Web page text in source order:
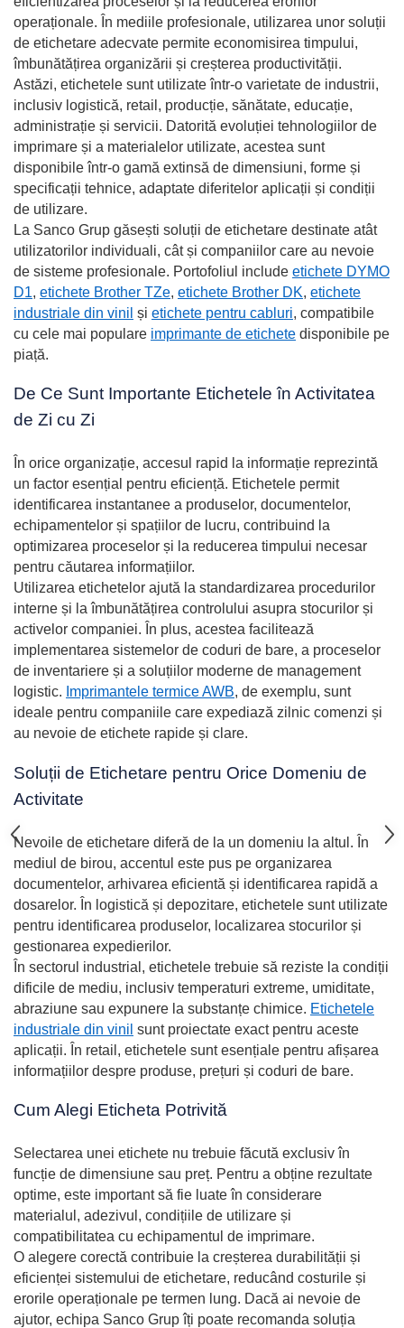
operaționale. În mediile profesionale, utilizarea unor soluții
de etichetare adecvate permite economisirea timpului,
îmbunătățirea organizării și creșterea productivității.
Astăzi, etichetele sunt utilizate într-o varietate de industrii,
inclusiv logistică, retail, producție, sănătate, educație,
administrație și servicii. Datorită evoluției tehnologiilor de
imprimare și a materialelor utilizate, acestea sunt
disponibile într-o gamă extinsă de dimensiuni, forme și
specificații tehnice, adaptate diferitelor aplicații și condiții
de utilizare.
La Sanco Grup găsești soluții de etichetare destinate atât
utilizatorilor individuali, cât și companiilor care au nevoie
de sisteme profesionale. Portofoliul include etichete DYMO
D1, etichete Brother TZe, etichete Brother DK, etichete
industriale din vinil și etichete pentru cabluri, compatibile
cu cele mai populare imprimante de etichete disponibile pe
piață.
De Ce Sunt Importante Etichetele în Activitatea
de Zi cu Zi
În orice organizație, accesul rapid la informație reprezintă
un factor esențial pentru eficiență. Etichetele permit
identificarea instantanee a produselor, documentelor,
echipamentelor și spațiilor de lucru, contribuind la
optimizarea proceselor și la reducerea timpului necesar
pentru căutarea informațiilor.
Utilizarea etichetelor ajută la standardizarea procedurilor
interne și la îmbunătățirea controlului asupra stocurilor și
activelor companiei. În plus, acestea facilitează
implementarea sistemelor de coduri de bare, a proceselor
de inventariere și a soluțiilor moderne de management
logistic. Imprimantele termice AWB, de exemplu, sunt
ideale pentru companiile care expediază zilnic comenzi și
au nevoie de etichete rapide și clare.
Soluții de Etichetare pentru Orice Domeniu de
Activitate
Nevoile de etichetare diferă de la un domeniu la altul. În
mediul de birou, accentul este pus pe organizarea
documentelor, arhivarea eficientă și identificarea rapidă a
dosarelor. În logistică și depozitare, etichetele sunt utilizate
pentru identificarea produselor, localizarea stocurilor și
gestionarea expedierilor.
În sectorul industrial, etichetele trebuie să reziste la condiții
dificile de mediu, inclusiv temperaturi extreme, umiditate,
abraziune sau expunere la substanțe chimice. Etichetele
industriale din vinil sunt proiectate exact pentru aceste
aplicații. În retail, etichetele sunt esențiale pentru afișarea
informațiilor despre produse, prețuri și coduri de bare.
Cum Alegi Eticheta Potrivită
Selectarea unei etichete nu trebuie făcută exclusiv în
funcție de dimensiune sau preț. Pentru a obține rezultate
optime, este important să fie luate în considerare
materialul, adezivul, condițiile de utilizare și
compatibilitatea cu echipamentul de imprimare.
O alegere corectă contribuie la creșterea durabilității și
eficienței sistemului de etichetare, reducând costurile și
erorile operaționale pe termen lung. Dacă ai nevoie de
ajutor, echipa Sanco Grup îți poate recomanda soluția